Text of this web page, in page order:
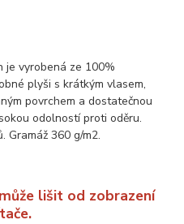
vyrobená ze 100%
plyši s krátkým vlasem,
povrchem a dostatečnou
odolností proti oděru.
Gramáž 360 g/m2.
lišit od zobrazení